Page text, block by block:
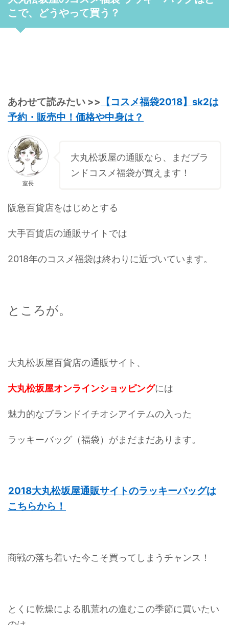
こで、どうやって買う？
あわせて読みたい >> 【コスメ福袋2018】sk2は
予約・販売中！価格や中身は？
室長
大丸松坂屋の通販なら、まだブラ
ンドコスメ福袋が買えます！
阪急百貨店をはじめとする
大手百貨店の通販サイトでは
2018年のコスメ福袋は終わりに近づいています。
ところが。
大丸松坂屋百貨店の通販サイト、
大丸松坂屋オンラインショッピングには
魅力的なブランドイチオシアイテムの入った
ラッキーバッグ（福袋）がまだまだあります。
2018大丸松坂屋通販サイトのラッキーバッグは
こちらから！
商戦の落ち着いた今こそ買ってしまうチャンス！
とくに乾燥による肌荒れの進むこの季節に買いたい